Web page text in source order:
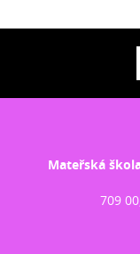
Mateřská
709